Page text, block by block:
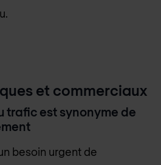
et commerciaux
trafic est synonyme de
besoin urgent de